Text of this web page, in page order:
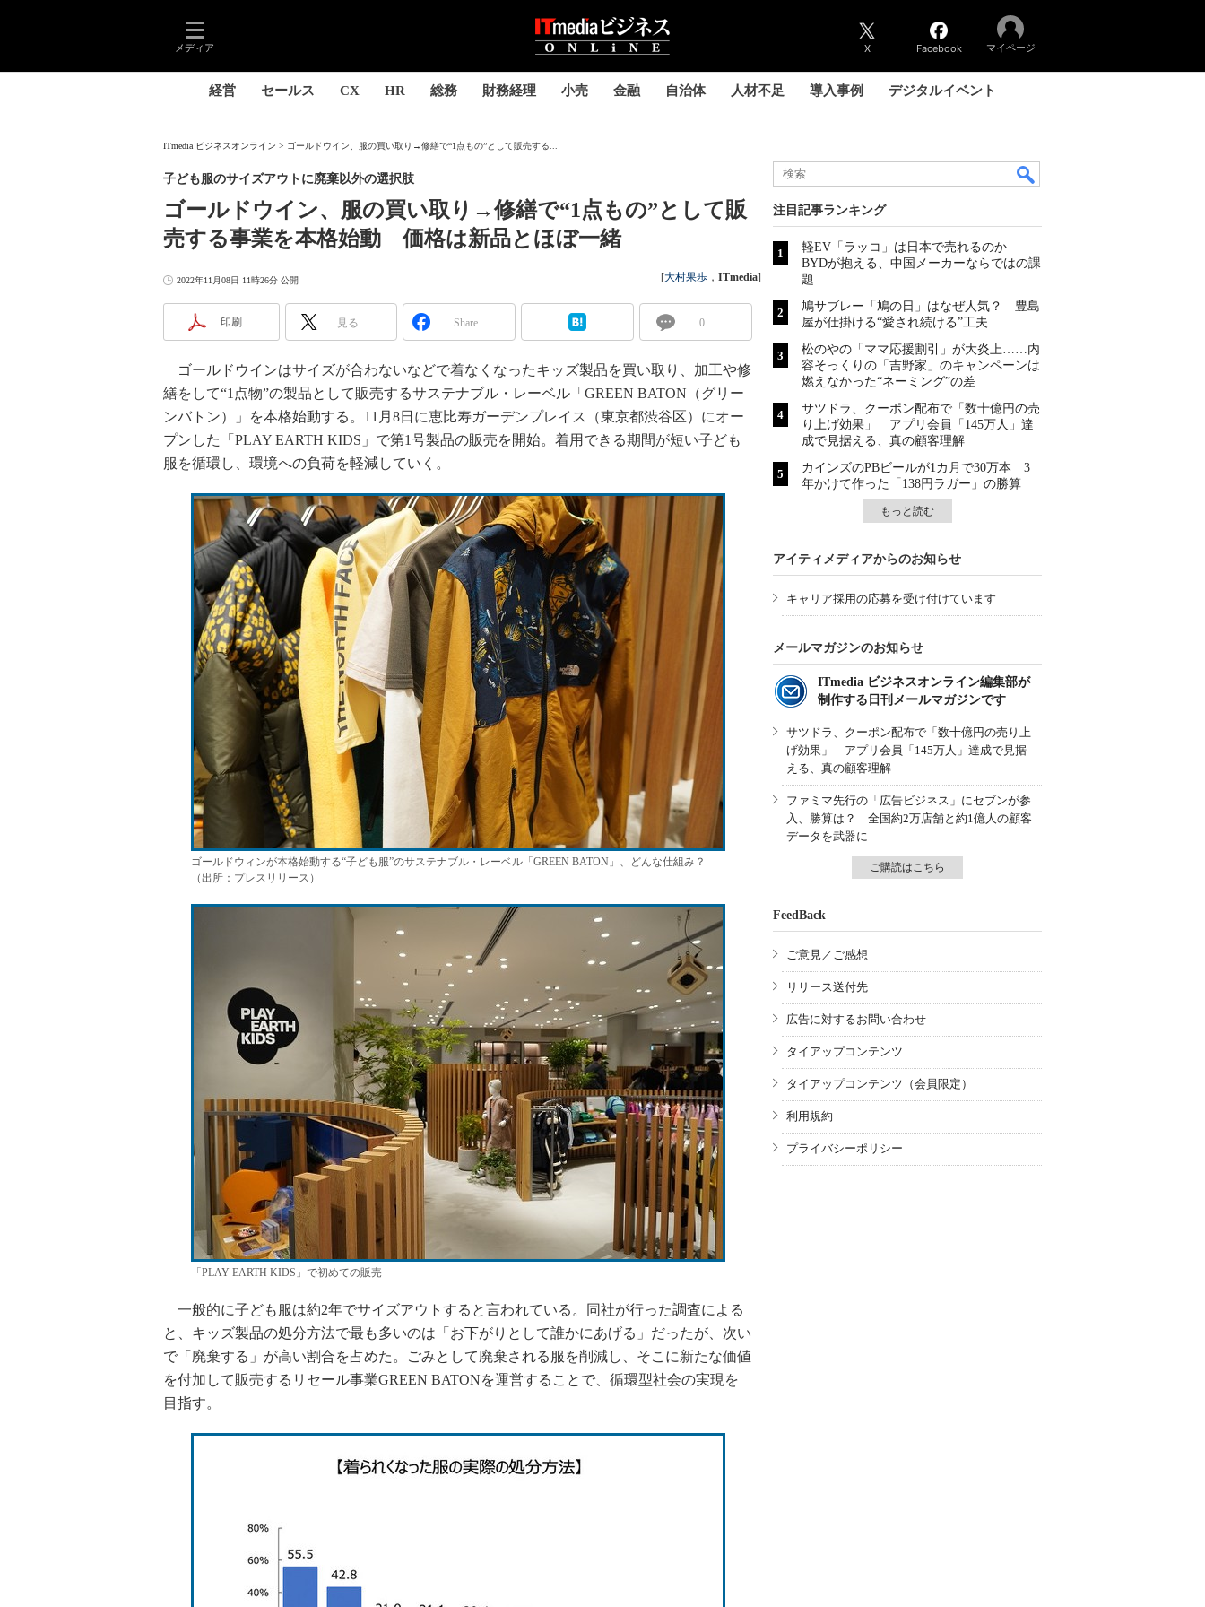
メディア X Facebook マイページ
経営 セールス CX HR 総務 財務経理 小売 金融 自治体 人材不足 導入事例 デジタルイベント
ITmedia ビジネスオンライン ゴールドウイン、服の買い取り→修繕で“1点もの”として販売する...
ゴールドウイン、服の買い取り→修繕で“1点もの”として販
売する事業を本格始動 価格は新品とほぼ一緒
子ども服のサイズアウトに廃棄以外の選択肢
2022年11月08日 11時26分 公開 [大村果歩 ， ITmedia]
印刷 見る Share 0
ゴールドウインはサイズが合わないなどで着なくなったキッズ製品を買い取り、加工や修
繕をして“1点物”の製品として販売するサステナブル・レーベル「GREEN BATON（グリー
ンバトン）」を本格始動する。11月8日に恵比寿ガーデンプレイス（東京都渋谷区）にオー
プンした「PLAY EARTH KIDS」で第1号製品の販売を開始。着用できる期間が短い子ども
服を循環し、環境への負荷を軽減していく。
ゴールドウィンが本格始動する“子ども服”のサステナブル・レーベル「GREEN BATON」、どんな仕組み？
（出所：プレスリリース）
「PLAY EARTH KIDS」で初めての販売
一般的に子ども服は約2年でサイズアウトすると言われている。同社が行った調査による
と、キッズ製品の処分方法で最も多いのは「お下がりとして誰かにあげる」だったが、次い
で「廃棄する」が高い割合を占めた。ごみとして廃棄される服を削減し、そこに新たな価値
を付加して販売するリセール事業GREEN BATONを運営することで、循環型社会の実現を
目指す。
注目記事ランキング
軽EV「ラッコ」は日本で売れるのか
BYDが抱える、中国メーカーならではの課
題
鳩サブレー「鳩の日」はなぜ人気？ 豊島
屋が仕掛ける“愛され続ける”工夫
松のやの「ママ応援割引」が大炎上……内
容そっくりの「吉野家」のキャンペーンは
燃えなかった“ネーミング”の差
サツドラ、クーポン配布で「数十億円の売
り上げ効果」 アプリ会員「145万人」達
成で見据える、真の顧客理解
カインズのPBビールが1カ月で30万本 3
年かけて作った「138円ラガー」の勝算
もっと読む
アイティメディアからのお知らせ
キャリア採用の応募を受け付けています
メールマガジンのお知らせ
ITmedia ビジネスオンライン編集部が
制作する日刊メールマガジンです
サツドラ、クーポン配布で「数十億円の売り上
げ効果」 アプリ会員「145万人」達成で見据
える、真の顧客理解
ファミマ先行の「広告ビジネス」にセブンが参
入、勝算は？ 全国約2万店舗と約1億人の顧客
データを武器に
ご購読はこちら
FeedBack
ご意見／ご感想
リリース送付先
広告に対するお問い合わせ
タイアップコンテンツ
タイアップコンテンツ（会員限定）
利用規約
プライバシーポリシー